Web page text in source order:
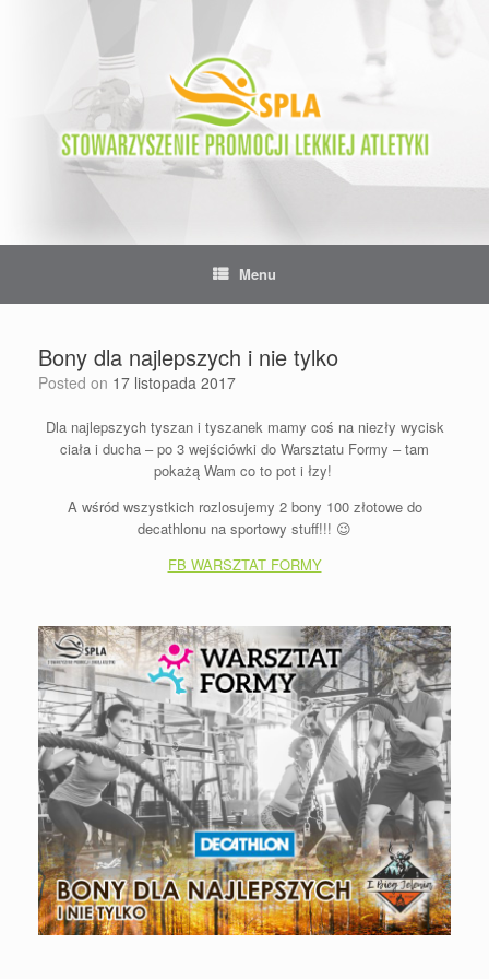
Menu
Bony dla najlepszych i nie tylko
Posted on 17 listopada 2017
Dla najlepszych tyszan i tyszanek mamy coś na niezły wycisk
ciała i ducha – po 3 wejściówki do Warsztatu Formy – tam
pokażą Wam co to pot i łzy!
A wśród wszystkich rozlosujemy 2 bony 100 złotowe do
decathlonu na sportowy stuff!!! 😉
FB WARSZTAT FORMY